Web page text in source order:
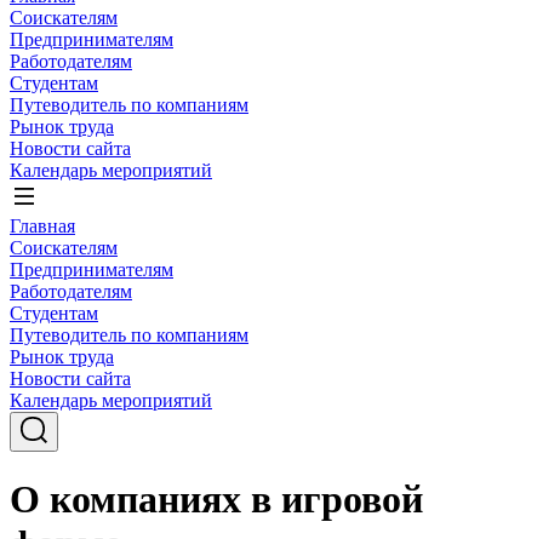
Соискателям
Предпринимателям
Работодателям
Студентам
Путеводитель по компаниям
Рынок труда
Новости сайта
Календарь мероприятий
Главная
Соискателям
Предпринимателям
Работодателям
Студентам
Путеводитель по компаниям
Рынок труда
Новости сайта
Календарь мероприятий
О компаниях в игровой